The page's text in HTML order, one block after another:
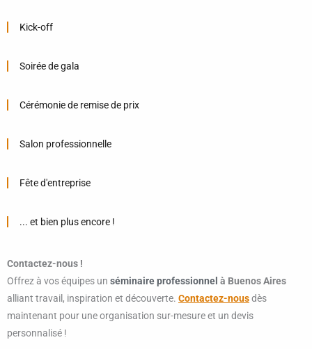
Kick-off
Soirée de gala
Cérémonie de remise de prix
Salon professionnelle
Fête d'entreprise
... et bien plus encore !
Contactez-nous !
Offrez à vos équipes un séminaire professionnel à Buenos Aires
alliant travail, inspiration et découverte. Contactez-nousdès
maintenant pour une organisation sur-mesure et un devis
personnalisé !